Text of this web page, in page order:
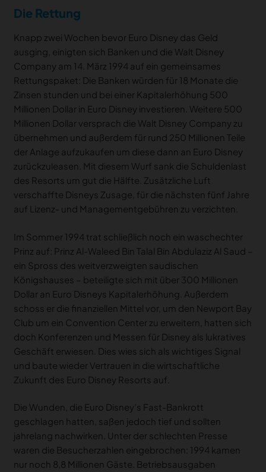
Die Rettung
Knapp zwei Wochen bevor Euro Disney das Geld
ausging, einigten sich Banken und die Walt Disney
Company am 14. März 1994 auf ein gemeinsames
Rettungspaket: Die Banken würden für 18 Monate die
Zinsen stunden und bei einer Kapitalerhöhung 500
Millionen Dollar in Euro Disney investieren. Weitere 500
Millionen Dollar versprach die Walt Disney Company zu
übernehmen und außerdem für rund 250 Millionen Teile
der Anlage aufzukaufen um diese dann an Euro Disney
zurückzuleasen. Mit diesem Wurf sank die Schuldenlast
des Resorts um gut die Hälfte. Zusätzliche Luft
verschaffte Disneys Zusage, für die nächsten fünf Jahre
auf Lizenz- und Managementgebühren zu verzichten.
Im Sommer 1994 trat schließlich noch ein waschechter
Prinz auf: Prinz Al-Waleed Bin Talal Bin Abdulaziz Al Saud –
ein Spross des weitverzweigten saudischen
Königshauses – beteiligte sich mit über 300 Millionen
Dollar an Euro Disneys Kapitalerhöhung. Außerdem
schoss er die finanziellen Mittel vor, um den Newport Bay
Club um ein Convention Center zu erweitern, hatten sich
doch Konferenzen und Messen für Disney als lukratives
Geschäft erwiesen. Dies wies sich als wichtiges Signal
und baute wieder Vertrauen in die wirtschaftliche
Zukunft des Euro Disney Resorts auf.
Die Wunden, die Euro Disney’s Fast-Bankrott
geschlagen hatten, saßen jedoch tief und sollten
jahrelang nachwirken. Unter der schlechten Presse
waren die Besucherzahlen eingebrochen: 1994 kamen
nur noch 8,8 Millionen Gäste. Betriebsausgaben